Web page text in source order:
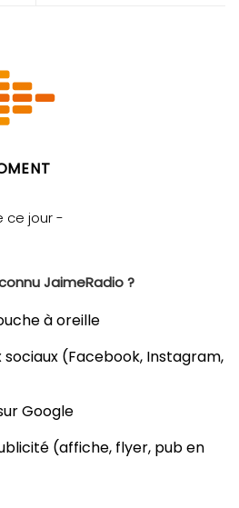
JaimeRadio ?
à oreille
sociaux (Facebook, Instagram,
Google
(affiche, flyer, pub en